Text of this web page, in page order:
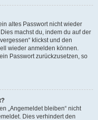
altes Passwort nicht wieder
machst du, indem du auf der
klickst und den
wieder anmelden können.
Passwort zurückzusetzen, so
„Angemeldet bleiben“ nicht
Dies verhindert den